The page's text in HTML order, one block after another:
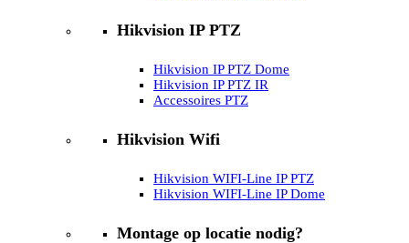
Hikvision IP PTZ
Hikvision IP PTZ Dome
Hikvision IP PTZ IR
Accessoires PTZ
Hikvision Wifi
Hikvision WIFI-Line IP PTZ
Hikvision WIFI-Line IP Dome
Montage op locatie nodig?